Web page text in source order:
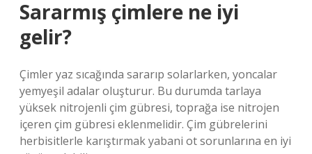
Sararmış çimlere ne iyi
gelir?
Çimler yaz sıcağında sararıp solarlarken, yoncalar
yemyeşil adalar oluşturur. Bu durumda tarlaya
yüksek nitrojenli çim gübresi, toprağa ise nitrojen
içeren çim gübresi eklenmelidir. Çim gübrelerini
herbisitlerle karıştırmak yabani ot sorunlarına en iyi